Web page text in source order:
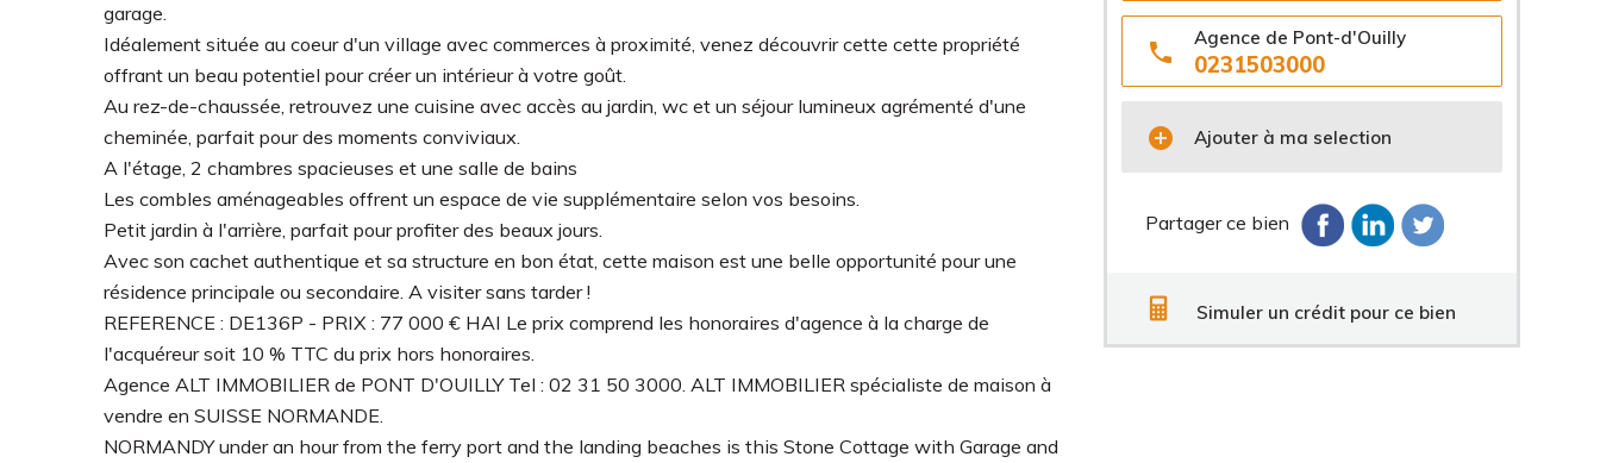

Agence de Pont-d'Ouilly
0231503000
 Ajouter à ma selection
Partager ce bien
Simuler un crédit pour ce bien
garage.
Idéalement située au coeur d'un village avec commerces à proximité, venez découvrir cette cette propriété
offrant un beau potentiel pour créer un intérieur à votre goût.
Au rez-de-chaussée, retrouvez une cuisine avec accès au jardin, wc et un séjour lumineux agrémenté d'une
cheminée, parfait pour des moments conviviaux.
A l'étage, 2 chambres spacieuses et une salle de bains
Les combles aménageables offrent un espace de vie supplémentaire selon vos besoins.
Petit jardin à l'arrière, parfait pour profiter des beaux jours.
Avec son cachet authentique et sa structure en bon état, cette maison est une belle opportunité pour une
résidence principale ou secondaire. A visiter sans tarder !
REFERENCE : DE136P - PRIX : 77 000 € HAI Le prix comprend les honoraires d'agence à la charge de
l'acquéreur soit 10 % TTC du prix hors honoraires.
Agence ALT IMMOBILIER de PONT D'OUILLY Tel : 02 31 50 3000. ALT IMMOBILIER spécialiste de maison à
vendre en SUISSE NORMANDE.
NORMANDY under an hour from the ferry port and the landing beaches is this Stone Cottage with Garage and